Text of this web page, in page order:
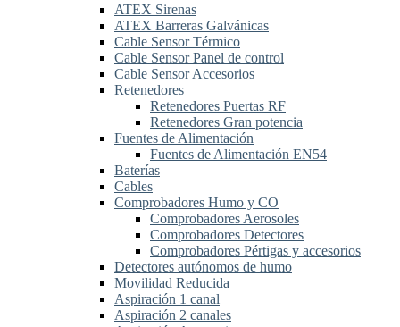
ATEX Sirenas
ATEX Barreras Galvánicas
Cable Sensor Térmico
Cable Sensor Panel de control
Cable Sensor Accesorios
Retenedores
Retenedores Puertas RF
Retenedores Gran potencia
Fuentes de Alimentación
Fuentes de Alimentación EN54
Baterías
Cables
Comprobadores Humo y CO
Comprobadores Aerosoles
Comprobadores Detectores
Comprobadores Pértigas y accesorios
Detectores autónomos de humo
Movilidad Reducida
Aspiración 1 canal
Aspiración 2 canales